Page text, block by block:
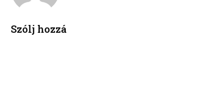
n
Szólj hozzá